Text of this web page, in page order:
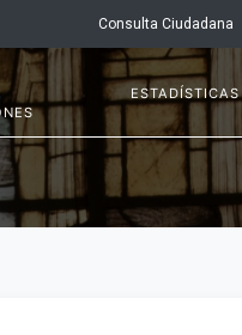
Consulta Ciudadana
ESTADÍSTICAS